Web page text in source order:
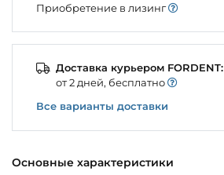
Основные характеристики
Приобретение в лизинг
Доставка курьером FORDENT:
от 2 дней, бесплатно
Все варианты доставки